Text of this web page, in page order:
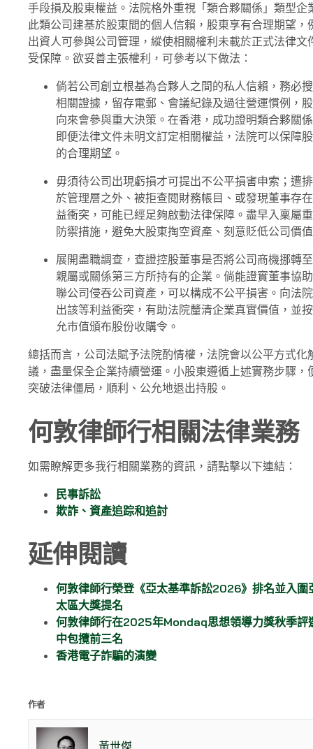
手段損及股東權益。法院格外重視「類合夥關係」類型企
此類公司建基於股東間的個人信賴，股東享有合理期望，
出資人可參與公司管理，縱使相關權利未載於正式法律文
受保障。欲妥善主張權利，可參考以下做法：
倘若公司創立根基為合夥人之間的私人信賴，務必
相關證據，留存電郵、會議紀錄及過往營運慣例，
向來會參與重大決策。在香港，成功證明類合夥關
即便法律文件未明文訂定相關權益，法院可以保障
的合理期望。
毋須待公司出現虧損才可提出不公平損害申索；遭
於管理層之外、被拒查閱財務帳目、或發現董事存
益衝突，可能已經足夠啟動法律保障。盡早入稟屬
防禦措施，避免大股東掏空資產、刻意貶低公司價
展開盡職調查，查證控股董事是否將公司商機挪轉
親屬或關係第三方所持有的企業。倘能證實董事協
聯公司侵吞公司資產，可以構成不公平損害。向法
出該等利益衝突，有助法院釐清企業真實價值，並
允市值頒布股份收購令。
總括而言，公司法賦予法院酌情權，法院會以公平方式化
議，盡量保全企業持續營運。小股東遵循上述實務步驟，
突破法律僵局，順利、公允地退出持股。
何敦律師行相關法律業務
如需瞭解更多我行相關業務的資訊，請點擊以下連結：
民事訴訟
欺詐、資產追踪和追討
延伸閱讀
何敦律師行榮登《亞太基準訴訟2026》排名並入圍
太區大獎提名
何敦律師行在2025年Mondaq思想領導力獎秋季評
中包攬前三名
香港電子詐騙的演變
作者